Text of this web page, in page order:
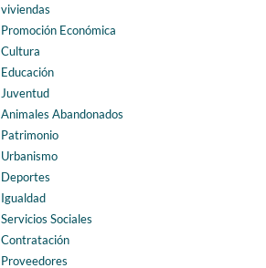
viviendas
Promoción Económica
Cultura
Educación
Juventud
Animales Abandonados
Patrimonio
Urbanismo
Deportes
Igualdad
Servicios Sociales
Contratación
Proveedores